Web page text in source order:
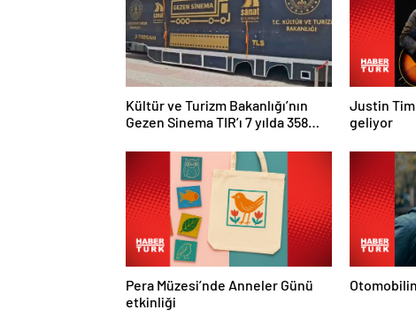
Kültür ve Turizm Bakanlığı’nın
Gezen Sinema TIR’ı 7 yılda 358
Justin
geliyor
Pera Müzesi’nde Anneler Günü
etkinliği